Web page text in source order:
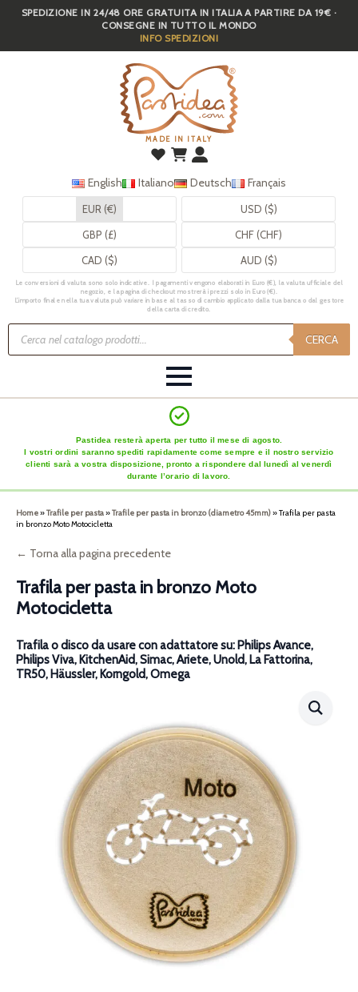
SkipSPEDIZIONE IN 24/48 ORE GRATUITA IN ITALIA A PARTIRE DA 19€ ·
CONSEGNE IN TUTTO IL MONDO
INFO SPEDIZIONI
MADE IN ITALY
English Italiano Deutsch Français
EUR (€)
USD ($)
GBP (£)
CHF (CHF)
CAD ($)
AUD ($)
Le conversioni di valuta sono solo indicative. I pagamenti vengono elaborati in Euro (€), la valuta ufficiale del
negozio, e la pagina di checkout mostrerà i prezzi solo in Euro (€).
L’importo finale nella tua valuta può variare in base al tasso di cambio applicato dalla tua banca o dal gestore
della carta di credito.
Ricerca
prodotti CERCA
Pastidea resterà aperta per tutto il mese di agosto.
I vostri ordini saranno spediti rapidamente come sempre e il nostro servizio
clienti sarà a vostra disposizione, pronto a rispondere dal lunedì al venerdì
durante l’orario di lavoro.
Home»Trafile per pasta»Trafile per pasta in bronzo (diametro 45mm)»Trafila per pasta
in bronzo Moto Motocicletta
← Torna alla pagina precedente
Trafila per pasta in bronzo Moto
Motocicletta
Trafila o disco da usare con adattatore su: Philips Avance,
Philips Viva, KitchenAid, Simac, Ariete, Unold, La Fattorina,
TR50, Häussler, Korngold, Omega